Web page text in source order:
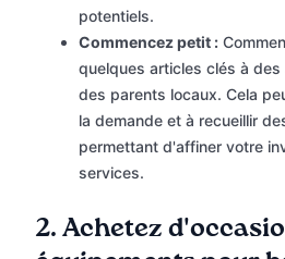
potentiels.
Commencez petit :
quelques articles clés à des
des parents locaux. Cela
la demande et à recueillir
permettant d'affiner votre
services.
2. Achetez